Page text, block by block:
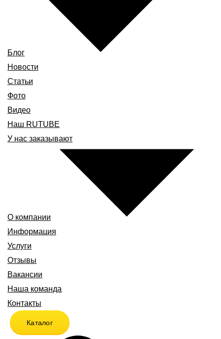
Блог
Новости
Статьи
Фото
Видео
Наш RUTUBE
У нас заказывают
О компании
Информация
Услуги
Отзывы
Вакансии
Наша команда
Контакты
Каталог